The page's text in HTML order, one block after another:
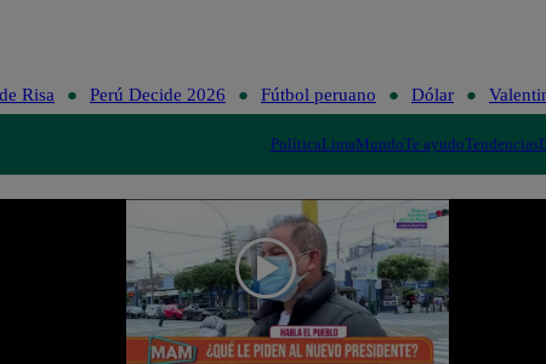
Risa Perú Decide 2026 Fútbol peruano Dólar
PolíticaLimaMundoTe ayudoTendencias